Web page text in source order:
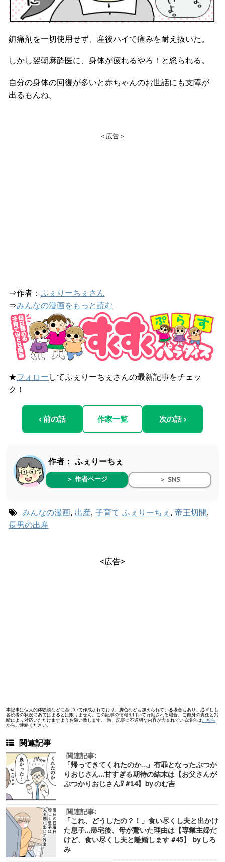
鎮痛剤を一切使用せず、産後ハイで痛みを耐え抜いた。
しかし翌朝麻酔医に、身体が疲れるやろ！と怒られる。
自分の身体の回復が多いと赤ちゃんのお世話にも支障が
出るもんね。
＜広告＞
⇒作者： ふぇりーちぇさん
⇒みんなの漫画をもっと読む
★フォロー してふぇりーちぇさんの最新記事をチェッ
ク！
‹ 前の話 作家一覧 次の話 ›
作者： ふぇりーちぇ
＞ 作者ページ ＞ SNS
みんなの漫画, 出産, 子育て ふぇりーちぇ , 帝王切開,
長男の出産
<広告>
本記事は個人的体験談などに基づいて作成されており、脚色なども加えられている場合もあり、必ずしも
各読者の状況にあてはまるとは限りません。この記事の情報を用いて行動される場合、ご自身の責任と判
断により対応いただけますようお願い致します。 尚、記事に不適切な内容が含まれている場合は こちら
からご連絡ください。
関連記事
関連記事:
「帰ってきてくれたのか…」有罪となったぶつか
りおじさん…甘すぎる期待の結末は【お父さんが
ぶつかりおじさん⁉︎ #14】by のむ吉
関連記事:
「これ、どうしたの？！」食い尽くし夫と出かけ
た息子…帰宅後、母が驚いた理由は【専業主婦だ
けど、食い尽くし夫と離婚します #45】 by しろ
み